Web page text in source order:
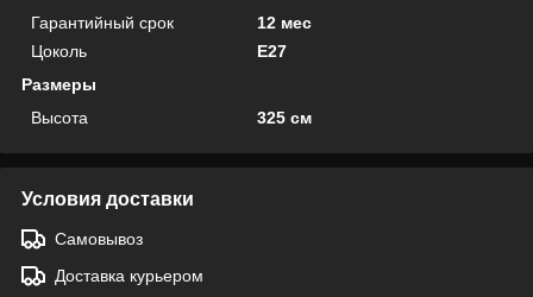
Гарантийный срок
12 мес
Цоколь
E27
Размеры
Высота
325 см
Условия доставки
Самовывоз
Доставка курьером